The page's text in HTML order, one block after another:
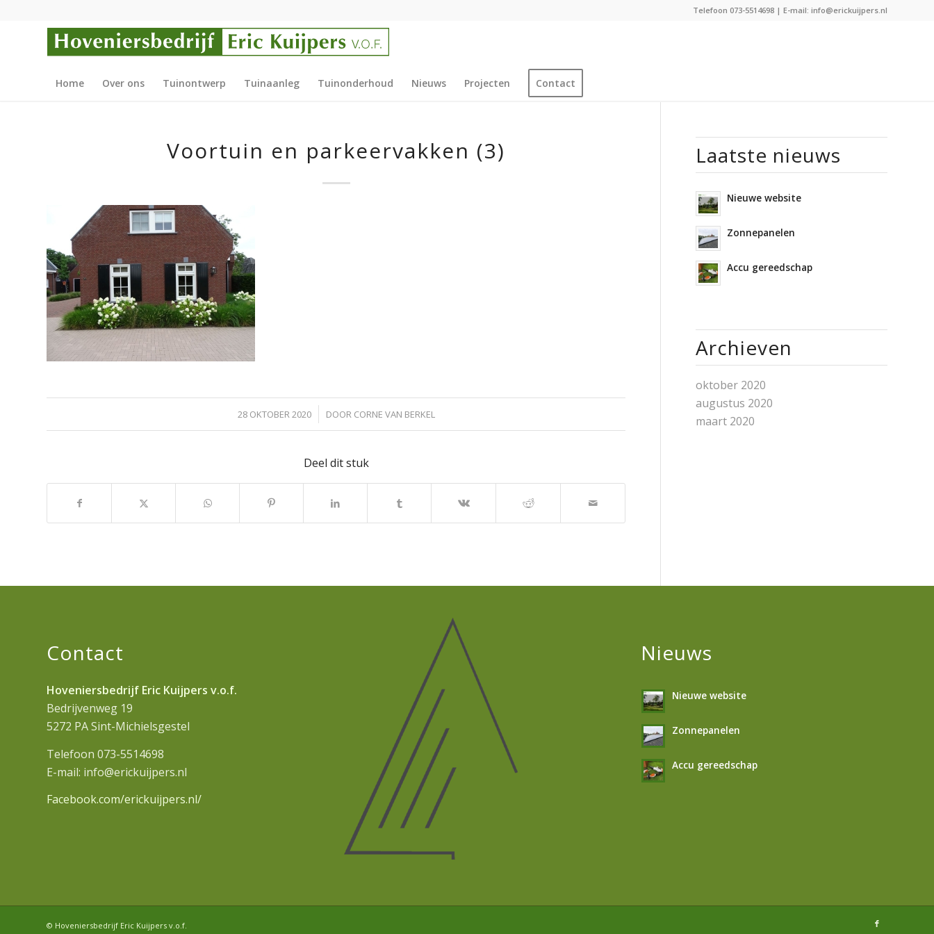
Telefoon 073-5514698 | E-mail: info@erickuijpers.nl
Home Over ons Tuinontwerp Tuinaanleg Tuinonderhoud Nieuws Projecten Contact
Voortuin en parkeervakken (3)
28 OKTOBER 2020
/ DOOR CORNE VAN BERKEL
Deel dit stuk
Laatste nieuws
Nieuwe website
Zonnepanelen
Accu gereedschap
Archieven
oktober 2020
augustus 2020
maart 2020
Contact
Hoveniersbedrijf Eric Kuijpers v.o.f.
Bedrijvenweg 19
5272 PA Sint-Michielsgestel
Telefoon 073-5514698
E-mail: info@erickuijpers.nl
Facebook.com/erickuijpers.nl/
Nieuws
Nieuwe website
Zonnepanelen
Accu gereedschap
© Hoveniersbedrijf Eric Kuijpers v.o.f.